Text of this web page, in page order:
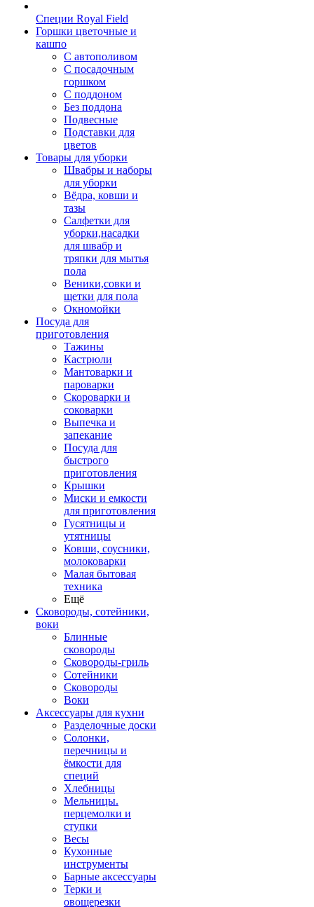
Специи Royal Field
Горшки цветочные и
кашпо
С автополивом
С посадочным
горшком
С поддоном
Без поддона
Подвесные
Подставки для
цветов
Товары для уборки
Швабры и наборы
для уборки
Вёдра, ковши и
тазы
Салфетки для
уборки,насадки
для швабр и
тряпки для мытья
пола
Веники,совки и
щетки для пола
Окномойки
Посуда для
приготовления
Тажины
Кастрюли
Мантоварки и
пароварки
Скороварки и
соковарки
Выпечка и
запекание
Посуда для
быстрого
приготовления
Крышки
Миски и емкости
для приготовления
Гусятницы и
утятницы
Ковши, соусники,
молоковарки
Малая бытовая
техника
Ещё
Сковороды, сотейники,
воки
Блинные
сковороды
Сковороды-гриль
Сотейники
Сковороды
Воки
Аксессуары для кухни
Разделочные доски
Солонки,
перечницы и
ёмкости для
специй
Хлебницы
Мельницы.
перцемолки и
ступки
Весы
Кухонные
инструменты
Барные аксессуары
Терки и
овощерезки